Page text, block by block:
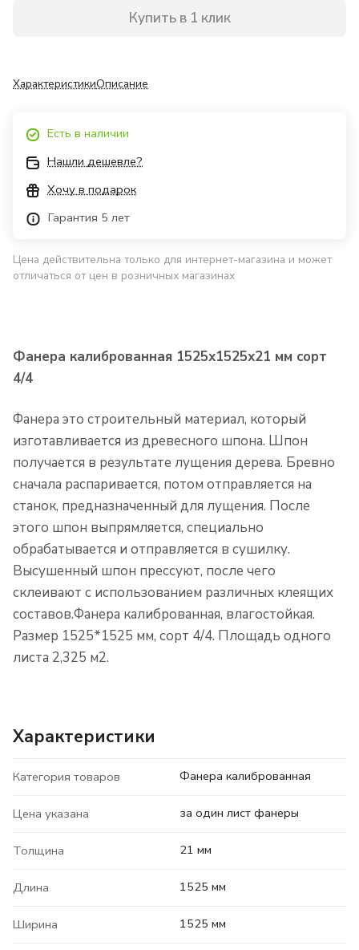
Купить в 1 клик
ХарактеристикиОписание
Есть в наличии
Нашли дешевле?
Хочу в подарок
Гарантия 5 лет
Цена действительна только для интернет-магазина и может
отличаться от цен в розничных магазинах
Фанера калиброванная 1525х1525х21 мм сорт
4/4
Фанера это строительный материал, который
изготавливается из древесного шпона. Шпон
получается в результате лущения дерева. Бревно
сначала распаривается, потом отправляется на
станок, предназначенный для лущения. После
этого шпон выпрямляется, специально
обрабатывается и отправляется в сушилку.
Высушенный шпон прессуют, после чего
склеивают с использованием различных клеящих
составов.Фанера калиброванная, влагостойкая.
Размер 1525*1525 мм, сорт 4/4. Площадь одного
листа 2,325 м2.
Характеристики
Категория товаров Фанера калиброванная
Цена указана за один лист фанеры
Толщина 21 мм
Длина 1525 мм
Ширина 1525 мм